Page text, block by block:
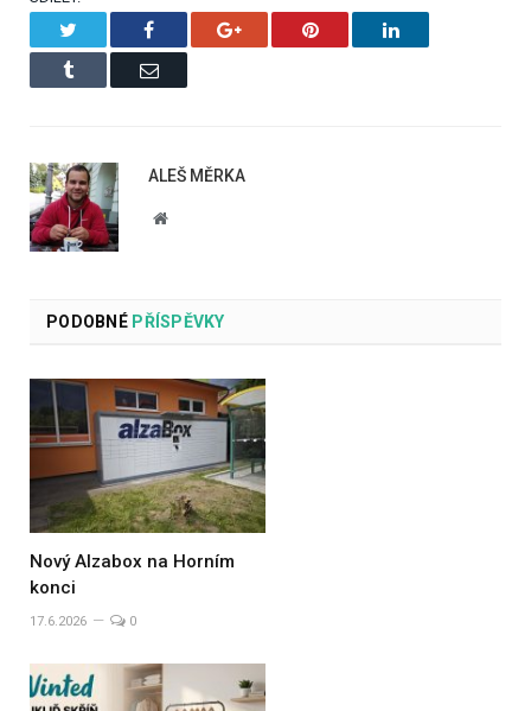
Facebook Google+ Pinterest LinkedIn
Tumblr Email
ALEŠ MĚRKA
Website
PODOBNÉPŘÍSPĚVKY
Nový Alzabox na Horním
konci
17.6.2026 0